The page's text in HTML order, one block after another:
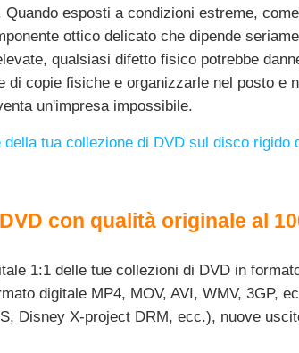
esposti a condizioni estreme,
ottico delicato che dipende
qualsiasi difetto fisico potrebbe
di copie fisiche e organizzarle nel posto e
un'impresa impossibile.
tua collezione di DVD sul disco rigido
con qualità originale al
1:1 delle tue collezioni di DVD in
digitale MP4, MOV, AVI, WMV, 3GP,
Disney X-project DRM, ecc.), nuove